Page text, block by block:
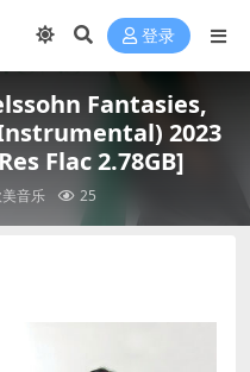
登录
Fantasies,
2023
Flac 2.78GB]
音乐 25